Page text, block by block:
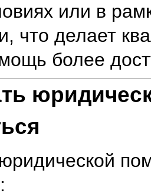
или в
что делает
более